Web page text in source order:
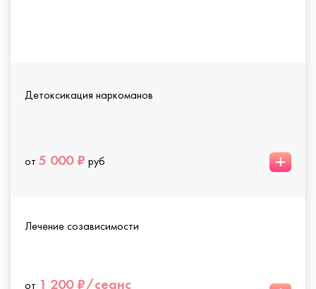
Детоксикация наркоманов
от 5 000 ₽ руб +
Лечение созависимости
от 1 200 ₽/сеанс